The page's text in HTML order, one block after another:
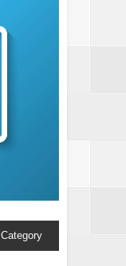
Category